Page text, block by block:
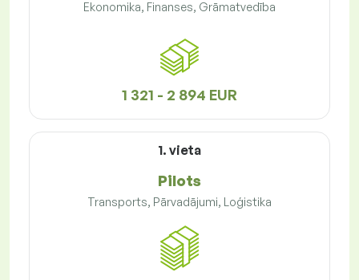
Ekonomika, Finanses, Grāmatvedība
1 321 - 2 894 EUR
1. vieta
Pilots
Transports, Pārvadājumi, Loģistika